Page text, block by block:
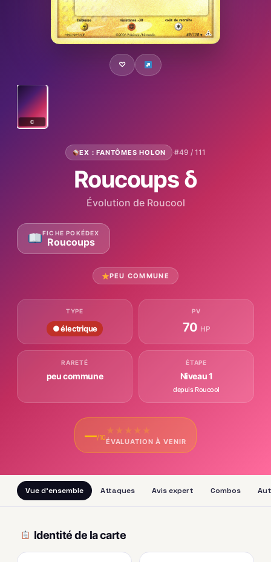
♡
C
EX : FANTÔMES HOLON ·#49 / 111
Roucoups δ
Évolution de Roucool
FICHE POKÉDEX
Roucoups
PEU COMMUNE
TYPE
● électrique
PV
70 HP
RARETÉ
peu commune
ÉTAPE
Niveau 1
depuis Roucool
—/10
★ ★ ★ ★ ★
ÉVALUATION À VENIR
Vue d'ensemble Attaques Avis expert Combos
Identité de la carte